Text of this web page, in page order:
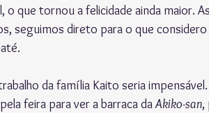
o que tornou a felicidade ainda maior.
seguimos direto para o que considero
da família Kaito seria
feira para ver a barraca da Akiko-san,